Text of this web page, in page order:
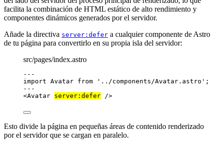
facilita la combinación de HTML estático de alto rendimiento y
componentes dinámicos generados por el servidor.
Añade la directiva server:defer a cualquier componente de Astro
de tu página para convertirlo en su propia isla del servidor:
src/pages/index.astro
---
import Avatar from ' ../components/Avatar.astro ' ;
---
<Avatar server:defer />
Esto divide la página en pequeñas áreas de contenido renderizado
por el servidor que se cargan en paralelo.